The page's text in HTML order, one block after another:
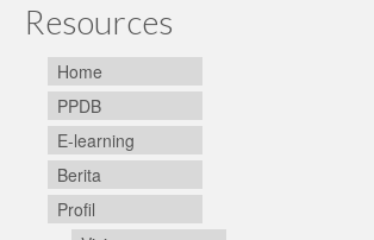
Resources
Home
PPDB
E-learning
Berita
Profil